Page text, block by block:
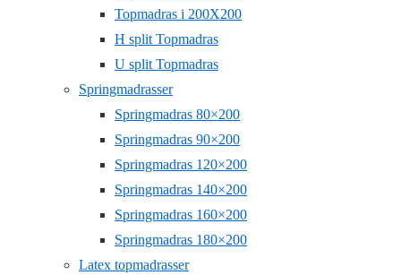
Topmadras i 200X200
H split Topmadras
U split Topmadras
Springmadrasser
Springmadras 80×200
Springmadras 90×200
Springmadras 120×200
Springmadras 140×200
Springmadras 160×200
Springmadras 180×200
Latex topmadrasser